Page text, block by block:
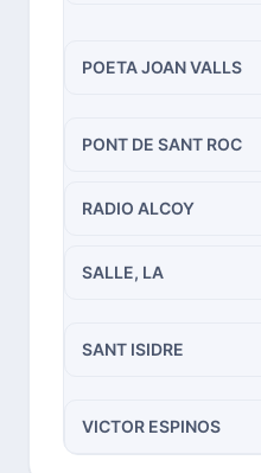
POETA JOAN VALLS
PONT DE SANT ROC
RADIO ALCOY
SALLE, LA
SANT ISIDRE
VICTOR ESPINOS